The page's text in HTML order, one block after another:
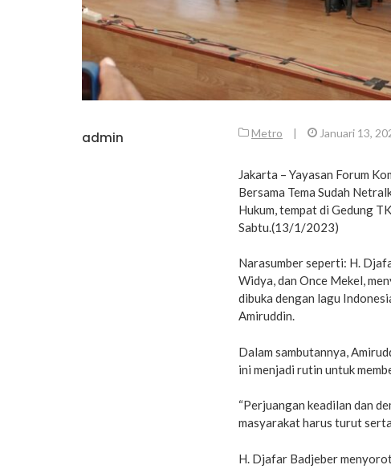
admin Metro | Januari 13,
Jakarta – Yayasan Forum
Bersama Tema Sudah
Hukum, tempat di Gedung
Sabtu.(13/1/2023)
Narasumber seperti: H.
Widya, dan Once Mekel,
dibuka dengan lagu
Amiruddin.
Dalam sambutannya,
ini menjadi rutin untuk
“Perjuangan keadilan dan
masyarakat harus turut
H. Djafar Badjeber